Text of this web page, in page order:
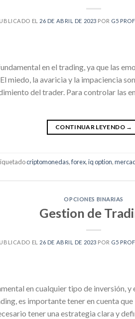
EL 26 DE ABRIL DE 2023 POR G5
en el trading, ya que las
miedo, la avaricia y la impaciencia
del trader. Para controlar las
CONTINUAR LEYENDO →
criptomonedas,forex,iq option,
OPCIONES BINARIAS
Gestion de
EL 26 DE ABRIL DE 2023 POR G5
en cualquier tipo de inversión,
es importante tener en cuenta
tener una estrategia clara y